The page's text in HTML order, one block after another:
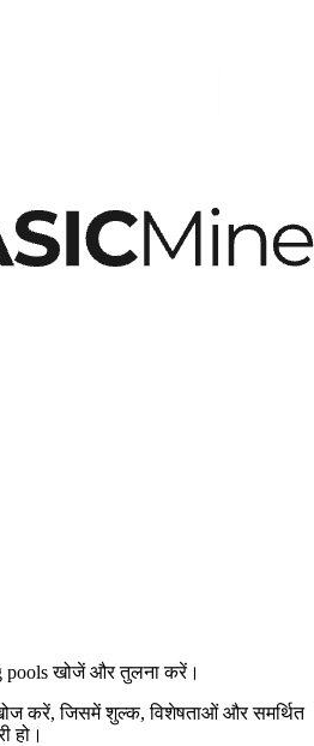
pools खोजें और तुलना करें।
करें, जिसमें शुल्क, विशेषताओं और समर्थित
हो।